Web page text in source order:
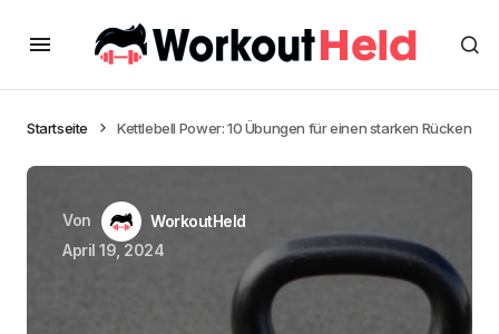
Startseite Kettlebell Power: 10 Übungen für einen starken Rücken
Von
WorkoutHeld
April 19, 2024